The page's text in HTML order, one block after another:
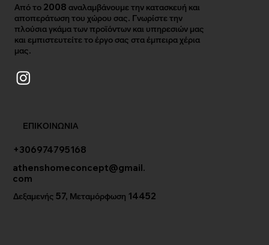
Από το 2008 αναλαμβάνουμε την κατασκευή και
αποπεράτωση του χώρου σας. Γνωρίστε την
πλούσια γκάμα των προϊόντων και υπηρεσιών μας
και εμπιστευτείτε το έργο σας στα έμπειρα χέρια
μας.
ΕΠΙΚΟΙΝΩΝΙΑ
+306974795168
athenshomeconcept@gmail.
com
Δεξαμενής 57, Μεταμόρφωση 14452